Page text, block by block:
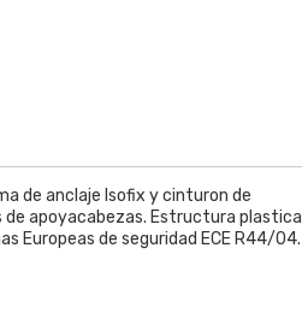
de anclaje Isofix y cinturon de
de apoyacabezas. Estructura plastica
Europeas de seguridad ECE R44/04.